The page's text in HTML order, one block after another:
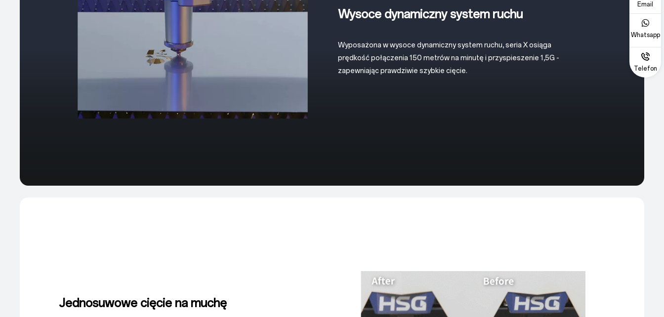
Wysoce dynamiczny system ruchu
Wyposażona w wysoce dynamiczny system ruchu, seria X osiąga
prędkość połączenia 150 metrów na minutę i przyspieszenie 1,5G -
zapewniając prawdziwie szybkie cięcie.
Jednosuwowe cięcie na muchę
Email
Whatsapp
Telefon